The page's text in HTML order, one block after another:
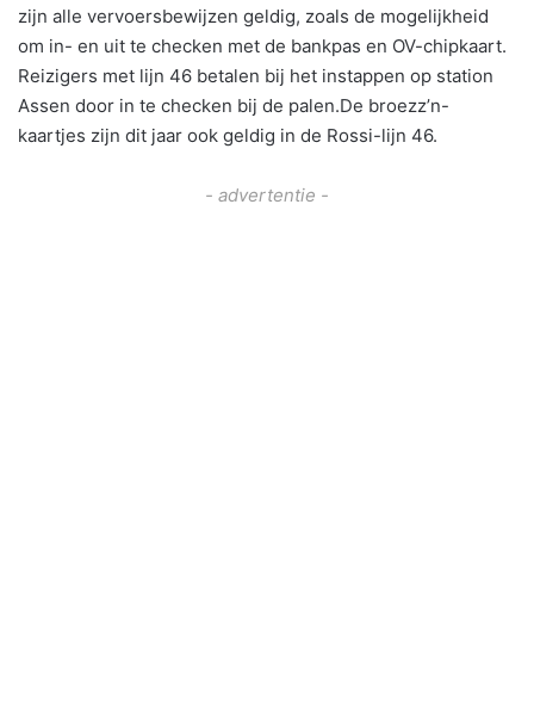
zijn alle vervoersbewijzen geldig, zoals de mogelijkheid
om in- en uit te checken met de bankpas en OV-chipkaart.
Reizigers met lijn 46 betalen bij het instappen op station
Assen door in te checken bij de palen.De broezz’n-
kaartjes zijn dit jaar ook geldig in de Rossi-lijn 46.
- advertentie -